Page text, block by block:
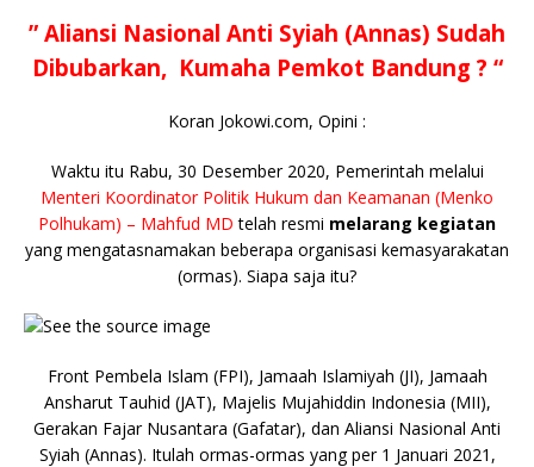
e
b
k
te
r
l s
A
p
p
y
Li
n
k
a
o
p
e
e
n
r
e
” Aliansi Nasional Anti Syiah (Annas) Sudah
Dibubarkan, Kumaha Pemkot Bandung ? “
Koran Jokowi.com, Opini :
Waktu itu Rabu, 30 Desember 2020, Pemerintah melalui
Menteri Koordinator Politik Hukum dan Keamanan (Menko
Polhukam) – Mahfud MD telah resmi melarang kegiatan
yang mengatasnamakan beberapa organisasi kemasyarakatan
(ormas). Siapa saja itu?
Front Pembela Islam (FPI), Jamaah Islamiyah (JI), Jamaah
Ansharut Tauhid (JAT), Majelis Mujahiddin Indonesia (MII),
Gerakan Fajar Nusantara (Gafatar), dan Aliansi Nasional Anti
Syiah (Annas). Itulah ormas-ormas yang per 1 Januari 2021,